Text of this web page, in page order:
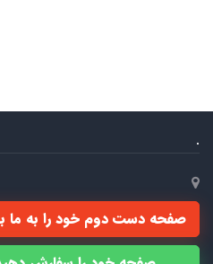
.
صفحه دست دوم خود را به ما